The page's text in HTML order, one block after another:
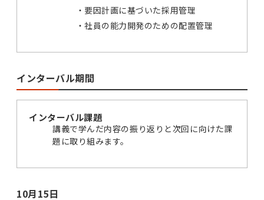
要因計画に基づいた採用管理
社員の能力開発のための配置管理
インターバル期間
インターバル課題
講義で学んだ内容の振り返りと次回に向けた課
題に取り組みます。
10月15日